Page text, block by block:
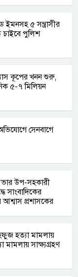
ইমনসহ ৫ সন্ত্রাসীর
চাইবে পুলিশ
কূপের খনন শুরু,
৫-৭ মিলিয়ন
সেনবাগে
উপ-সহকারী
সাংবাদিকের
প্রশাসকের
হত্যা মামলায়
মামলায় সাক্ষ্যগ্রহণ